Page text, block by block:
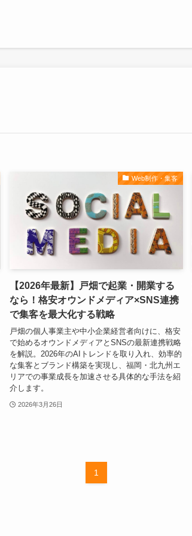
Web制作・集客
【2026年最新】戸畑で起業・開業する
なら！格安オウンドメディア×SNS連携
で集客を最大化する戦略
戸畑の個人事業主や中小企業経営者向けに、格安
で始めるオウンドメディアとSNSの最新連携戦略
を解説。2026年のAIトレンドを取り入れ、効率的
な集客とブランド構築を実現し、福岡・北九州エ
リアでの事業成長を加速させる具体的な手法を紹
介します。
2026年3月26日
1